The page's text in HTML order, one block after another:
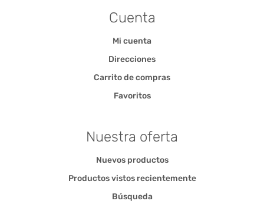
Cuenta
Mi cuenta
Direcciones
Carrito de compras
Favoritos
Nuestra oferta
Nuevos productos
Productos vistos recientemente
Búsqueda